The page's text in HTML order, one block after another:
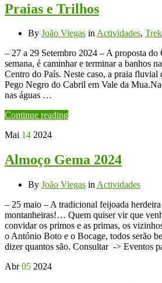
Praias e Trilhos
By João Viegas inActividades, Trek
– 27 a 29 Setembro 2024 – A proposta
semana, é caminhar e terminar a banhos
Centro do País. Neste caso, a praia fluvial
Pego Negro do Cabril em Vale da
nas águas …
Continue reading
Mai 14 2024
Almoço Gema 2024
By João Viegas in Actividades
– 25 maio – A tradicional feijoada
montanheiras!… Quem quiser vir que
convidar os primos e as primas, os
o António Boto e o Bocage, todos serão
dizer quantos são. Consultar -> Eventos
Abr 05 2024